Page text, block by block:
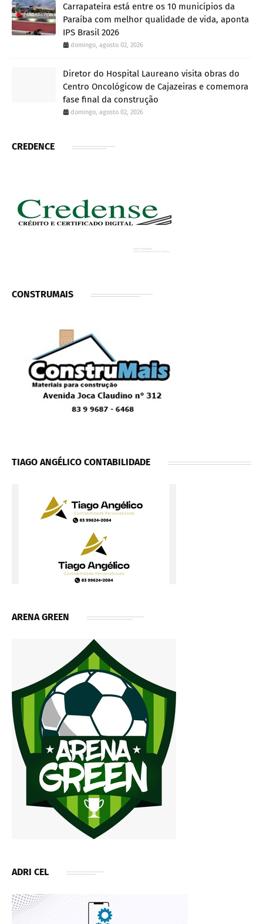
Carrapateira está entre os 10 municípios da
Paraíba com melhor qualidade de vida, aponta
IPS Brasil 2026
domingo, agosto 02, 2026
Diretor do Hospital Laureano visita obras do
Centro Oncológicow de Cajazeiras e comemora
fase final da construção
domingo, agosto 02, 2026
CREDENCE
CONSTRUMAIS
TIAGO ANGÉLICO CONTABILIDADE
ARENA GREEN
ADRI CEL